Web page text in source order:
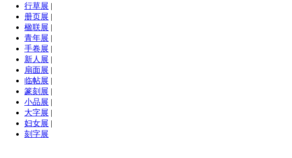
行草展 |
册页展 |
楹联展 |
青年展 |
手卷展 |
新人展 |
扇面展 |
临帖展 |
篆刻展 |
小品展 |
大字展 |
妇女展 |
刻字展